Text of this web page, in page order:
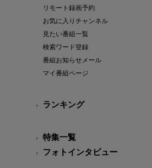
リモート録画予約
お気に入りチャンネル
見たい番組一覧
検索ワード登録
番組お知らせメール
マイ番組ページ
ランキング
特集一覧
フォトインタビュー